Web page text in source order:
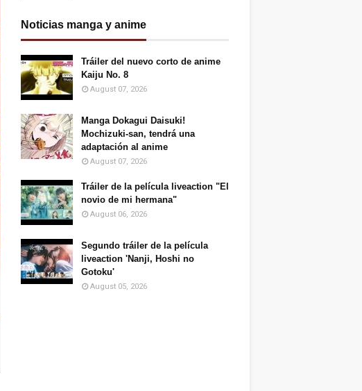
Noticias manga y anime
Tráiler del nuevo corto de anime
Kaiju No. 8
August 07, 2026
Manga Dokagui Daisuki!
Mochizuki-san, tendrá una
adaptación al anime
August 07, 2026
Tráiler de la película liveaction "El
novio de mi hermana"
August 06, 2026
Segundo tráiler de la película
liveaction 'Nanji, Hoshi no
Gotoku'
August 05, 2026